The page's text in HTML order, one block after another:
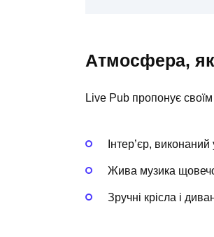
Атмосфера,
Live Pub пропонує
Інтер’єр,
Жива музика
Зручні крісла і